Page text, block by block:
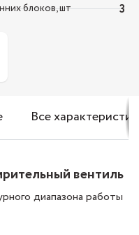
блоков, шт 3
Все
вентиль
диапазона работы